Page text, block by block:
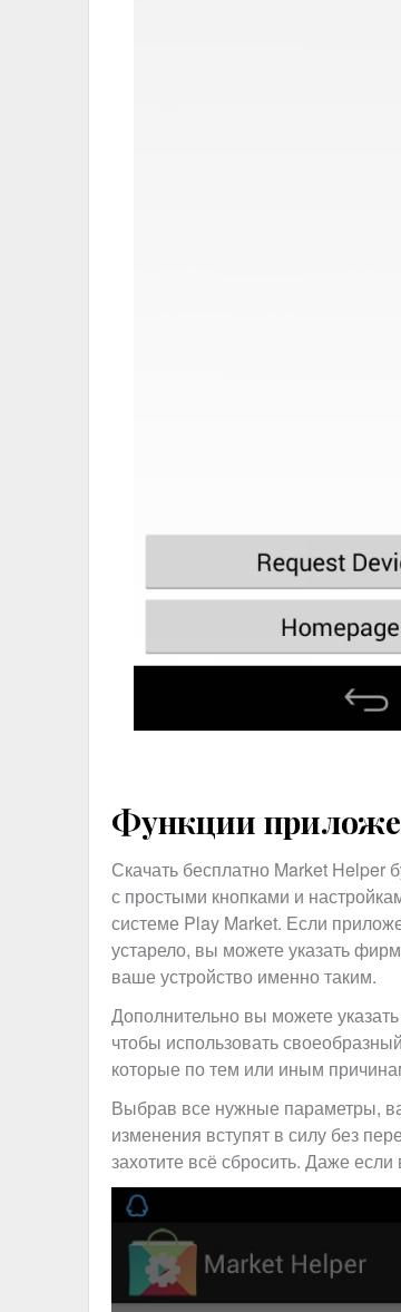
Функции
Скачать бесплатно Market Helper
с простыми кнопками и
системе Play Market. Если
устарело, вы можете указать
ваше устройство именно таким.
Дополнительно вы можете
чтобы использовать
которые по тем или иным
Выбрав все нужные параметры,
изменения вступят в силу без
захотите всё сбросить. Даже